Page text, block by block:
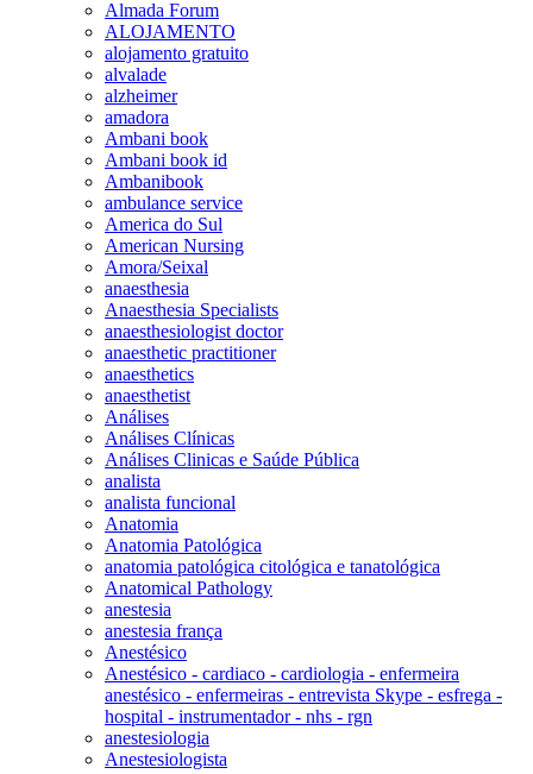
Almada Forum
ALOJAMENTO
alojamento gratuito
alvalade
alzheimer
amadora
Ambani book
Ambani book id
Ambanibook
ambulance service
America do Sul
American Nursing
Amora/Seixal
anaesthesia
Anaesthesia Specialists
anaesthesiologist doctor
anaesthetic practitioner
anaesthetics
anaesthetist
Análises
Análises Clínicas
Análises Clinicas e Saúde Pública
analista
analista funcional
Anatomia
Anatomia Patológica
anatomia patológica citológica e tanatológica
Anatomical Pathology
anestesia
anestesia frança
Anestésico
Anestésico - cardiaco - cardiologia - enfermeira
anestésico - enfermeiras - entrevista Skype - esfrega -
hospital - instrumentador - nhs - rgn
anestesiologia
Anestesiologista